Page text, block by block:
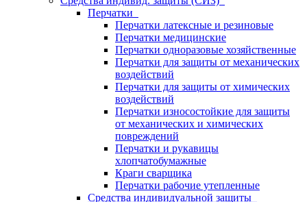
Перчатки
Перчатки латексные и резиновые
Перчатки медицинские
Перчатки одноразовые хозяйственные
Перчатки для защиты от механических
воздействий
Перчатки для защиты от химических
воздействий
Перчатки износостойкие для защиты
от механических и химических
повреждений
Перчатки и рукавицы
хлопчатобумажные
Краги сварщика
Перчатки рабочие утепленные
Средства индивидуальной защиты